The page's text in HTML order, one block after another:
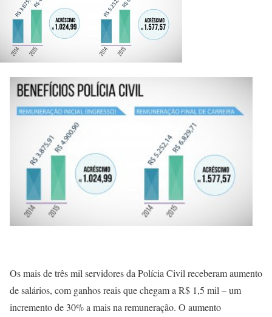
Os mais de três mil servidores da Polícia Civil receberam aumento
de salários, com ganhos reais que chegam a R$ 1,5 mil – um
incremento de 30% a mais na remuneração. O aumento